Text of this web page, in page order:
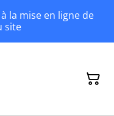
la mise en ligne de
site